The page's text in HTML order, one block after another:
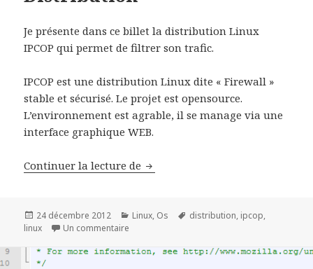
Je présente dans ce billet la distribution Linux
IPCOP qui permet de filtrer son trafic.
IPCOP est une distribution Linux dite « Firewall »
stable et sécurisé. Le projet est opensource.
L’environnement est agrable, il se manage via une
interface graphique WEB.
Continuer la lecture de IPCOP Free Firewall Distribution
Publié
le
24 décembre 2012 Catégories
Linux, Os
Mots-
distribution, ipcop,
linux
Un commentaire